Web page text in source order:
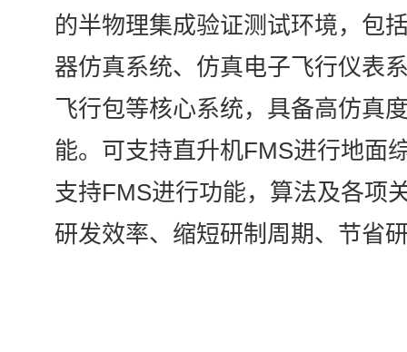
的半物理集成验证测试环境，包
器仿真系统、仿真电子飞行仪表
飞行包等核心系统，具备高仿真
能。可支持直升机FMS进行地面
支持FMS进行功能，算法及各项
研发效率、缩短研制周期、节省